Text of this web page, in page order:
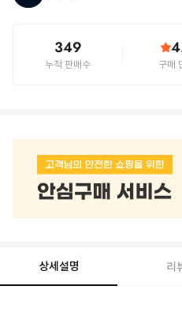
349
누적 판매수 구매
상세설명 리